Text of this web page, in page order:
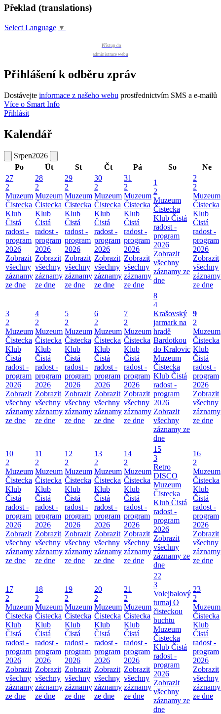
Překlad (translations)
Select Language ▼
Přístup do
administrace webu
Přihlášení k odběru zpráv
Dostávejte informace z našeho webu prostřednictvím SMS a e-mailů
Více o Smart Info
Přihlásit
Kalendář
Srpen2026
Po
Út St Čt Pá So
Ne
27
2
Muzeum
Čistecka
Klub
Čistá
radost -
program
2026
Zobrazit
všechny
záznamy
ze dne
28
2
Muzeum
Čistecka
Klub
Čistá
radost -
program
2026
Zobrazit
všechny
záznamy
ze dne
29
2
Muzeum
Čistecka
Klub
Čistá
radost -
program
2026
Zobrazit
všechny
záznamy
ze dne
30
2
Muzeum
Čistecka
Klub
Čistá
radost -
program
2026
Zobrazit
všechny
záznamy
ze dne
31
2
Muzeum
Čistecka
Klub
Čistá
radost -
program
2026
Zobrazit
všechny
záznamy
ze dne
1
2
Muzeum
Čistecka
Klub Čistá
radost -
program
2026
Zobrazit
všechny
záznamy ze
dne
2
2
Muzeum
Čistecka
Klub
Čistá
radost -
program
2026
Zobrazit
všechny
záznamy
ze dne
3
2
Muzeum
Čistecka
Klub
Čistá
radost -
program
2026
Zobrazit
všechny
záznamy
ze dne
4
2
Muzeum
Čistecka
Klub
Čistá
radost -
program
2026
Zobrazit
všechny
záznamy
ze dne
5
2
Muzeum
Čistecka
Klub
Čistá
radost -
program
2026
Zobrazit
všechny
záznamy
ze dne
6
2
Muzeum
Čistecka
Klub
Čistá
radost -
program
2026
Zobrazit
všechny
záznamy
ze dne
7
2
Muzeum
Čistecka
Klub
Čistá
radost -
program
2026
Zobrazit
všechny
záznamy
ze dne
8
4
Krašovský
jarmark na
hradě
Bardotkou
do Kralovic
Muzeum
Čistecka
Klub Čistá
radost -
program
2026
Zobrazit
všechny
záznamy ze
dne
9
2
Muzeum
Čistecka
Klub
Čistá
radost -
program
2026
Zobrazit
všechny
záznamy
ze dne
10
2
Muzeum
Čistecka
Klub
Čistá
radost -
program
2026
Zobrazit
všechny
záznamy
ze dne
11
2
Muzeum
Čistecka
Klub
Čistá
radost -
program
2026
Zobrazit
všechny
záznamy
ze dne
12
2
Muzeum
Čistecka
Klub
Čistá
radost -
program
2026
Zobrazit
všechny
záznamy
ze dne
13
2
Muzeum
Čistecka
Klub
Čistá
radost -
program
2026
Zobrazit
všechny
záznamy
ze dne
14
2
Muzeum
Čistecka
Klub
Čistá
radost -
program
2026
Zobrazit
všechny
záznamy
ze dne
15
3
Retro
DISCO
Muzeum
Čistecka
Klub Čistá
radost -
program
2026
Zobrazit
všechny
záznamy ze
dne
16
2
Muzeum
Čistecka
Klub
Čistá
radost -
program
2026
Zobrazit
všechny
záznamy
ze dne
17
2
Muzeum
Čistecka
Klub
Čistá
radost -
program
2026
Zobrazit
všechny
záznamy
ze dne
18
2
Muzeum
Čistecka
Klub
Čistá
radost -
program
2026
Zobrazit
všechny
záznamy
ze dne
19
2
Muzeum
Čistecka
Klub
Čistá
radost -
program
2026
Zobrazit
všechny
záznamy
ze dne
20
2
Muzeum
Čistecka
Klub
Čistá
radost -
program
2026
Zobrazit
všechny
záznamy
ze dne
21
2
Muzeum
Čistecka
Klub
Čistá
radost -
program
2026
Zobrazit
všechny
záznamy
ze dne
22
3
Volejbalový
turnaj O
čisteckou
buchtu
Muzeum
Čistecka
Klub Čistá
radost -
program
2026
Zobrazit
všechny
záznamy ze
dne
23
2
Muzeum
Čistecka
Klub
Čistá
radost -
program
2026
Zobrazit
všechny
záznamy
ze dne